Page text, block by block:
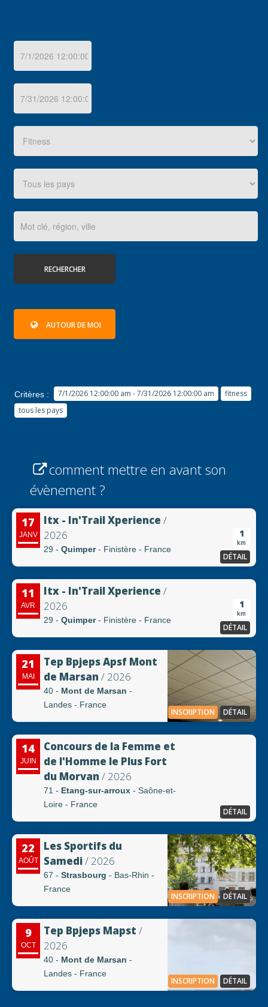
RECHERCHER
AUTOUR DE MOI
Critères : 7/1/2026 12:00:00 am - 7/31/2026 12:00:00 am
fitness
tous les pays
comment mettre en avant son
évènement ?
17
JANV
Itx - In'Trail Xperience /
2026
29 - Quimper- Finistère - France
1
km
DÉTAIL
11
AVR
Itx - In'Trail Xperience /
2026
29 - Quimper- Finistère - France
1
km
DÉTAIL
21
MAI
Tep Bpjeps Apsf Mont
de Marsan / 2026
40 - Mont de Marsan -
Landes - France
INSCRIPTION DÉTAIL
14
JUIN
Concours de la Femme et
de l'Homme le Plus Fort
du Morvan / 2026
71 - Etang-sur-arroux - Saône-et-
Loire - France
DÉTAIL
22
AOÛT
Les Sportifs du
Samedi/ 2026
67 - Strasbourg - Bas-Rhin -
France
INSCRIPTION DÉTAIL
9
OCT
Tep Bpjeps Mapst /
2026
40 - Mont de Marsan -
Landes - France
INSCRIPTION DÉTAIL